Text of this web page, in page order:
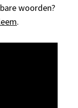
woorden?
.